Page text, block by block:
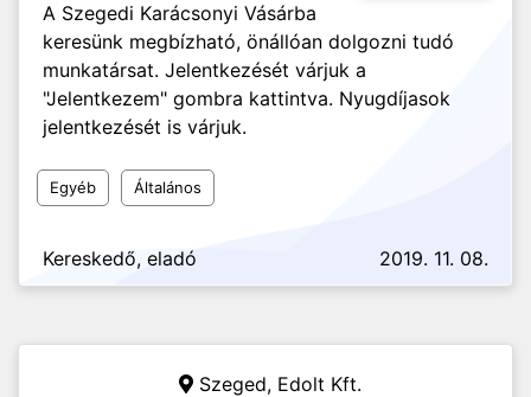
A Szegedi Karácsonyi Vásárba
keresünk megbízható, önállóan dolgozni tudó
munkatársat. Jelentkezését várjuk a
"Jelentkezem" gombra kattintva. Nyugdíjasok
jelentkezését is várjuk.
Egyéb Általános
Kereskedő, eladó 2019. 11. 08.
Szeged, Edolt Kft.